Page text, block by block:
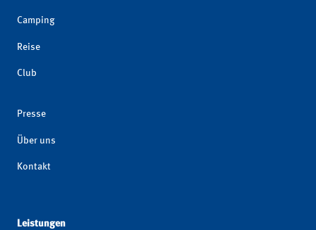
Camping
Reise
Club
Presse
Über uns
Kontakt
Leistungen